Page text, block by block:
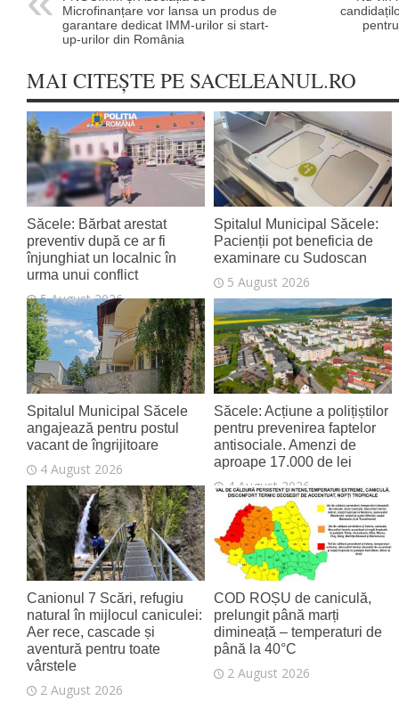
Microfinanțare vor lansa un produs de
garantare dedicat IMM-urilor si start-
up-urilor din România
MAI CITEȘTE PE SACELEANUL.RO
Săcele: Bărbat arestat
preventiv după ce ar fi
înjunghiat un localnic în
urma unui conflict
5 August 2026
Spitalul Municipal Săcele:
Pacienții pot beneficia de
examinare cu Sudoscan
5 August 2026
Spitalul Municipal Săcele
angajează pentru postul
vacant de îngrijitoare
4 August 2026
Săcele: Acțiune a polițiștilor
pentru prevenirea faptelor
antisociale. Amenzi de
aproape 17.000 de lei
4 August 2026
Canionul 7 Scări, refugiu
natural în mijlocul caniculei:
Aer rece, cascade și
aventură pentru toate
vârstele
2 August 2026
COD ROȘU de caniculă,
prelungit până marți
dimineață – temperaturi de
până la 40°C
2 August 2026